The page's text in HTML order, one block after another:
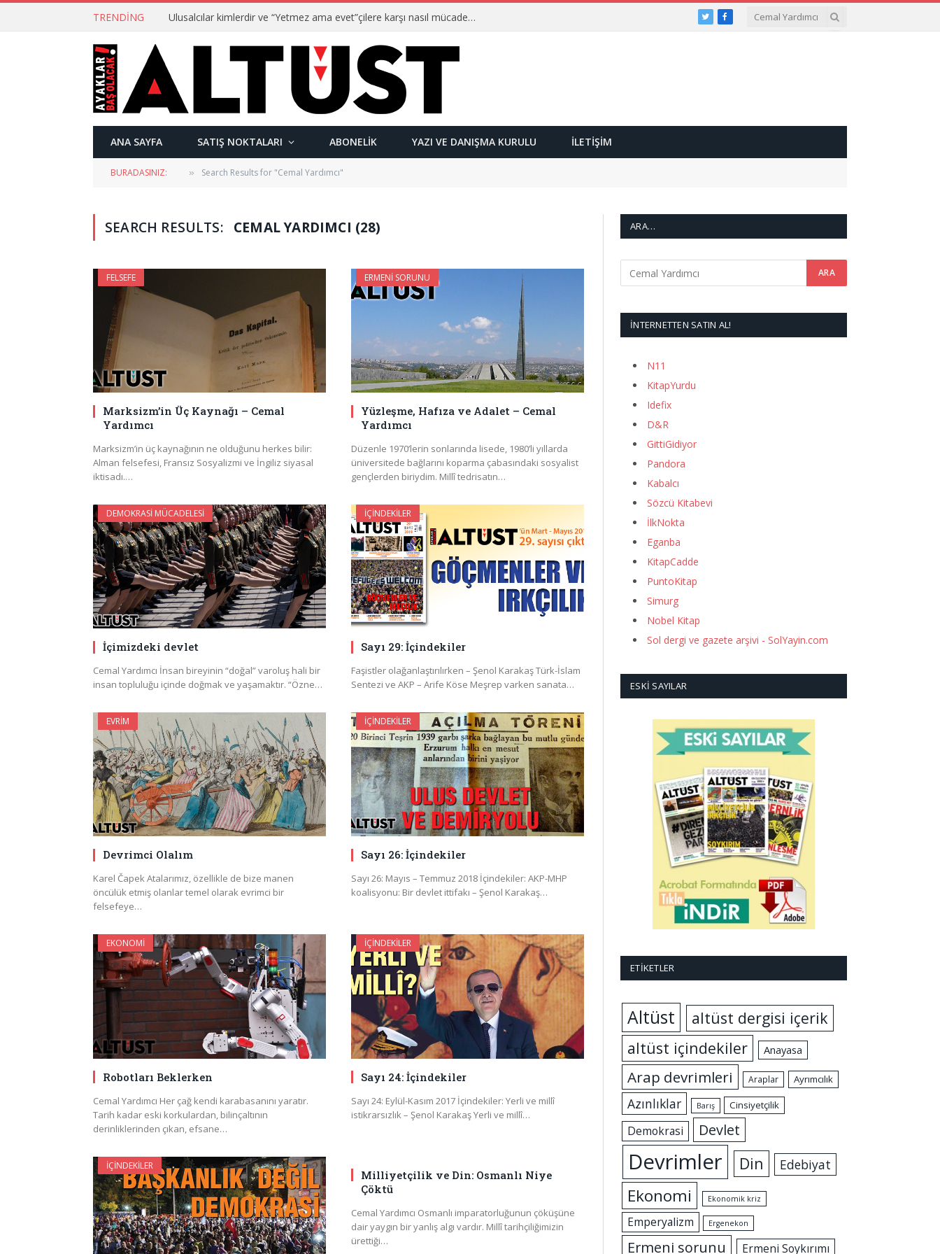
TRENDING Ulusalcılar kimlerdir ve “Yetmez ama evet”çilere karşı nasıl mücadele ederler? TwitterFacebook
ANA SAYFA SATIŞ NOKTALARI ABONELIK YAZI VE DANIŞMA KURULU İLETIŞIM
BURADASINIZ: » Search Results for "Cemal Yardımcı"
SEARCH RESULTS: CEMAL YARDIMCI (28)
FELSEFE
Marksizm’in Üç Kaynağı – Cemal
Yardımcı
Marksizm’in üç kaynağının ne olduğunu herkes bilir:
Alman felsefesi, Fransız Sosyalizmi ve İngiliz siyasal
iktisadı.…
ERMENI SORUNU
Yüzleşme, Hafıza ve Adalet – Cemal
Yardımcı
Düzenle 1970’lerin sonlarında lisede, 1980’li yıllarda
üniversitede bağlarını koparma çabasındaki sosyalist
gençlerden biriydim. Millî tedrisatın…
DEMOKRASI MÜCADELESI
İçimizdeki devlet
​Cemal Yardımcı İnsan bireyinin “doğal” varoluş hali bir
insan topluluğu içinde doğmak ve yaşamaktır. “Özne…
İÇINDEKILER
Sayı 29: İçindekiler
Faşistler olağanlaştırılırken – Şenol Karakaş Türk-İslam
Sentezi ve AKP – Arife Köse Meşrep varken sanata…
EVRIM
Devrimci Olalım
Karel Čapek Atalarımız, özellikle de bize manen
öncülük etmiş olanlar temel olarak evrimci bir
felsefeye…
İÇINDEKILER
Sayı 26: İçindekiler
Sayı 26: Mayıs – Temmuz 2018 İçindekiler: AKP-MHP
koalisyonu: Bir devlet ittifakı – Şenol Karakaş…
EKONOMI
Robotları Beklerken
Cemal Yardımcı Her çağ kendi karabasanını yaratır.
Tarih kadar eski korkulardan, bilinçaltının
derinliklerinden çıkan, efsane…
İÇINDEKILER
Sayı 24: İçindekiler
Sayı 24: Eylül-Kasım 2017 İçindekiler: Yerli ve millî
istikrarsızlık – Şenol Karakaş Yerli ve millî…
İÇINDEKILER
Milliyetçilik ve Din: Osmanlı Niye
Çöktü
Cemal Yardımcı Osmanlı imparatorluğunun çöküşüne
dair yaygın bir yanlış algı vardır. Millî tarihçiliğimizin
ürettiği…
ARA…
İNTERNETTEN SATIN AL!
N11
KitapYurdu
Idefix
D&R
GittiGidiyor
Pandora
Kabalcı
Sözcü Kitabevi
İlkNokta
Eganba
KitapCadde
PuntoKitap
Simurg
Nobel Kitap
Sol dergi ve gazete arşivi - SolYayin.com
ESKI SAYILAR
ETIKETLER
Altüst
altüst dergisi içerik
altüst içindekiler
Anayasa
Arap devrimleri Araplar Ayrımcılık
Azınlıklar Barış Cinsiyetçilik
Demokrasi Devlet
Devrimler Din Edebiyat
Ekonomi Ekonomik kriz
Emperyalizm Ergenekon
Ermeni sorunu Ermeni Soykırımı